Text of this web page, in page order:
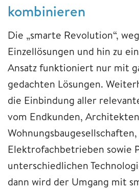
kombinieren
Die „smarte Revolution“,
Einzellösungen und hin zu
Ansatz funktioniert nur mit
gedachten Lösungen.
die Einbindung aller
vom Endkunden,
Wohnungsbaugesellschaften,
Elektrofachbetrieben sowie
unterschiedlichen
dann wird der Umgang mit